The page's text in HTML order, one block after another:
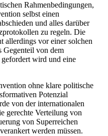
Rahmenbedingungen,
selbst einen
und alles darüber
zu regeln. Die
allerdings vor einer solchen
Gegenteil von dem
gefordert wird und eine
ohne klare politische
Potenzial
von der internationalen
gerechte Verteilung von
von Superreichen
werden müssen.